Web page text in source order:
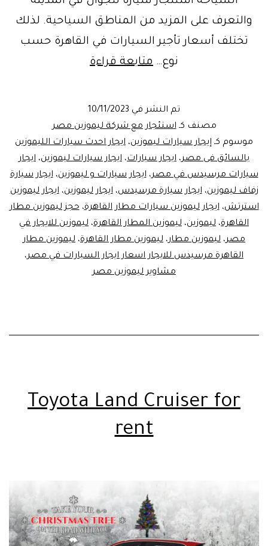
والتعرف على المزيد من المناطق السياحية. لذلك
تختلف أسعار تأجير السيارات في القاهرة حسب
نوع… متابعة قراءةشركة
سيارات
بالقاهرة
تحديدا
مصر
الجديدة
تم النشر في 10/11/2023
مصنف كـاستئجار مع شركة ليموزين مصر
موسوم كـ إيجار سيارات ليموزين، ايجار احدث سيارات الليموزين
بالسائق فى مصر، ايجار سيارات، ايجار سيارات ليموزين، ايجار
سيارات مرسيدس في مصر،ايجار سيارات و ليموزين،ايجار سيارة
زفاف ليموزين،ايجار سيارة مرسيدس،ايجار ليموزين،ايجار ليموزين
استرتش،ايجار ليموزين سيارات مطار القاهرة،حجز ليموزين مطار
القاهرة، ليموزين، ليموزين المطار القاهرة، ليموزين للايجار في
مصر، ليموزين مطار، ليموزين مطار القاهرة، ليموزين مطار
القاهرة مرسيدس للايجار اسعار ايجار السيارات في مصر،
مشاوير ليموزين مصر
Toyota Land Cruiser for
rent